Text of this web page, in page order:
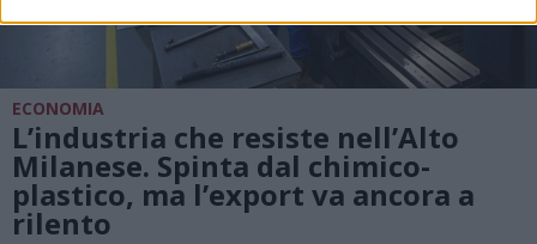
ECONOMIA
L’industria che resiste nell’Alto
Milanese. Spinta dal chimico-
plastico, ma l’export va ancora a
rilento